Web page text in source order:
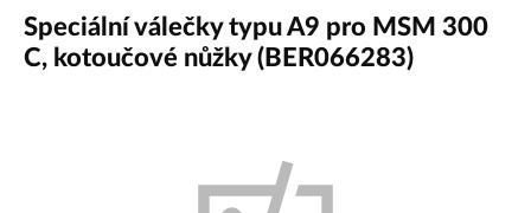
Speciální válečky typu A9 pro MSM 300
C, kotoučové nůžky (BER066283)